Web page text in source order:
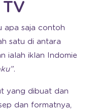
apa saja contoh
satu di antara
ialah iklan Indomie
.
yang dibuat dan
dan formatnya,